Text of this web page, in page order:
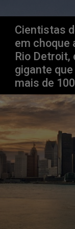
Cientistas
em choque
Rio Detroit,
gigante
mais de